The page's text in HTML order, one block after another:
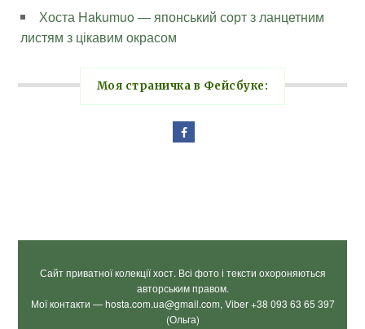
Хоста Hakumuo — японський сорт з ланцетним
листям з цікавим окрасом
Моя страничка в Фейсбуке:
Сайт приватної колекції хост. Всі фото і тексти охороняються
авторським правом.
Мої контакти — hosta.com.ua@gmail.com, Viber +38 093 63 65 397
(Ольга)